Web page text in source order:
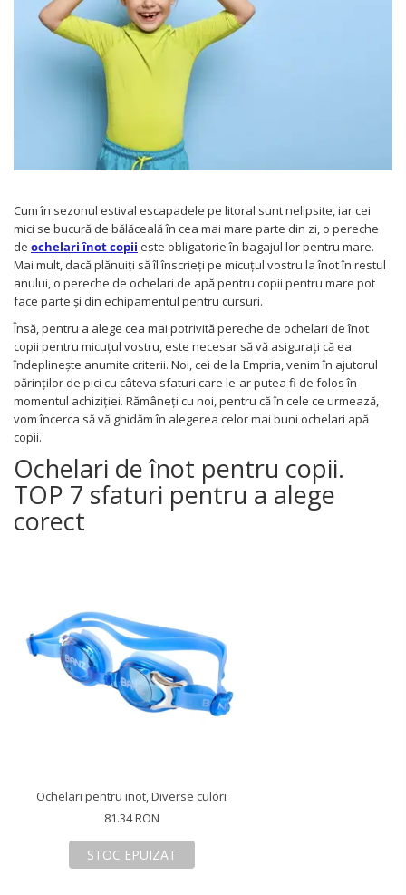
Protectii utile
Poarta siguranta copii
Deflectoare pentru aer conditionat
Protectii exterior
Casti antifonice pentru copii si
Echipament protectie bicicleta si ski
Haine & accesorii plaja
Haine plaja / inot
Ochelari de soare
Accesorii plaja
Puericultura mare
Somnul bebelusului
Carucioare si scaune auto
Tarcuri copii / bebelusi
Scaune masa
Ingrijire bebe si mama
Diversificare bebelusi
Baia bebelusului
Maternitate
Jucarii copii si jocuri educative
Jucarii bebelusi
Covorase ortopedice senzoriale
Cuburi magnetice JollyHeap®
Rechizite scolare
Cum în sezonul estival escapadele pe litoral sunt nelipsite, iar cei
mici se bucură de bălăceală în cea mai mare parte din zi, o pereche
de ochelari înot copii este obligatorie în bagajul lor pentru mare.
Mai mult, dacă plănuiți să îl înscrieți pe micuțul vostru la înot în restul
anului, o pereche de ochelari de apă pentru copii pentru mare pot
face parte și din echipamentul pentru cursuri.
Însă, pentru a alege cea mai potrivită pereche de ochelari de înot
copii pentru micuțul vostru, este necesar să vă asigurați că ea
îndeplinește anumite criterii. Noi, cei de la Empria, venim în ajutorul
părinților de pici cu câteva sfaturi care le-ar putea fi de folos în
momentul achiziției. Rămâneți cu noi, pentru că în cele ce urmează,
vom încerca să vă ghidăm în alegerea celor mai buni ochelari apă
copii.
Ochelari de înot pentru copii.
TOP 7 sfaturi pentru a alege
corect
Ochelari pentru inot, Diverse culori
81.34 RON
STOC EPUIZAT